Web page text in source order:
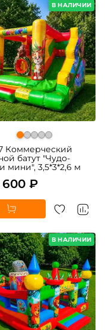
В НАЛИЧИИ
Коммерческий
батут "Чудо-
мини", 3,5*3*2,6 м
600 ₽
В НАЛИЧИИ